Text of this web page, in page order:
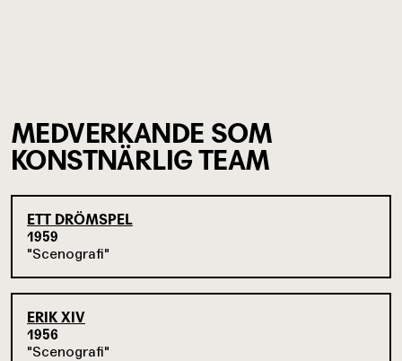
MEDVERKANDE SOM
KONSTNÄRLIG TEAM
ETT DRÖMSPEL
1959
Scenografi
ERIK XIV
1956
Scenografi